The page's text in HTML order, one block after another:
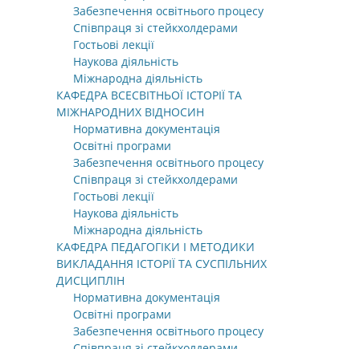
Забезпечення освітнього процесу
Співпраця зі стейкхолдерами
Гостьові лекції
Наукова діяльність
Міжнародна діяльність
КАФЕДРА ВСЕСВІТНЬОЇ ІСТОРІЇ ТА
МІЖНАРОДНИХ ВІДНОСИН
Нормативна документація
Освітні програми
Забезпечення освітнього процесу
Співпраця зі стейкхолдерами
Гостьові лекції
Наукова діяльність
Міжнародна діяльність
КАФЕДРА ПЕДАГОГІКИ І МЕТОДИКИ
ВИКЛАДАННЯ ІСТОРІЇ ТА СУСПІЛЬНИХ
ДИСЦИПЛІН
Нормативна документація
Освітні програми
Забезпечення освітнього процесу